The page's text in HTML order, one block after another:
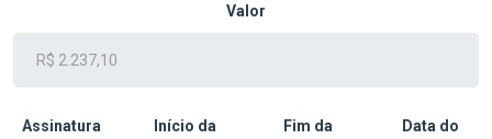
Valor
Assinatura
Início da
Fim da
Data do